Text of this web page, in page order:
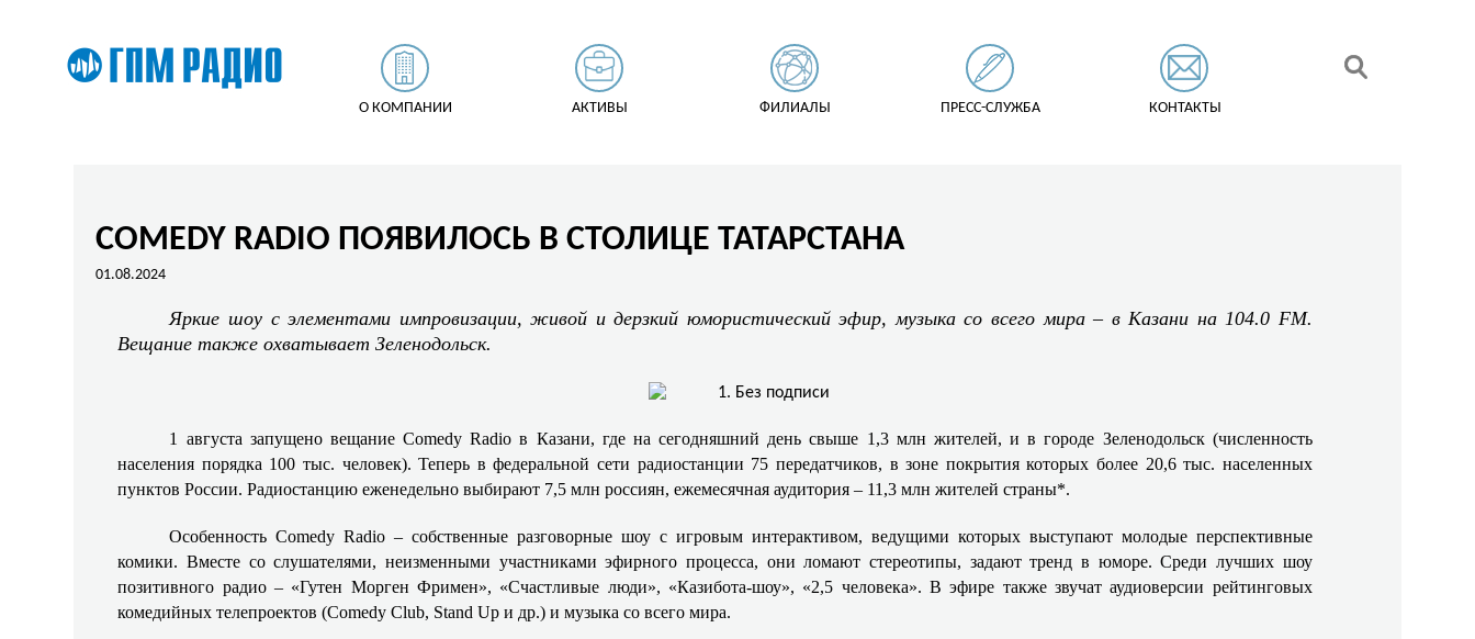
О КОМПАНИИ АКТИВЫ ФИЛИАЛЫ ПРЕСС-СЛУЖБА КОНТАКТЫ
COMEDY RADIO ПОЯВИЛОСЬ В СТОЛИЦЕ ТАТАРСТАНА
01.08.2024
Яркие шоу с элементами импровизации, живой и дерзкий юмористический эфир, музыка со всего мира – в Казани на 104.0 FM.
Вещание также охватывает Зеленодольск.
1 августа запущено вещание Comedy Radio в Казани, где на сегодняшний день свыше 1,3 млн жителей, и в городе Зеленодольск (численность
населения порядка 100 тыс. человек). Теперь в федеральной сети радиостанции 75 передатчиков, в зоне покрытия которых более 20,6 тыс. населенных
пунктов России. Радиостанцию еженедельно выбирают 7,5 млн россиян, ежемесячная аудитория – 11,3 млн жителей страны*.
Особенность Comedy Radio – собственные разговорные шоу с игровым интерактивом, ведущими которых выступают молодые перспективные
комики. Вместе со слушателями, неизменными участниками эфирного процесса, они ломают стереотипы, задают тренд в юморе. Среди лучших шоу
позитивного радио – «Гутен Морген Фримен», «Счастливые люди», «Казибота-шоу», «2,5 человека». В эфире также звучат аудиоверсии рейтинговых
комедийных телепроектов (Comedy Club, Stand Up и др.) и музыка со всего мира.